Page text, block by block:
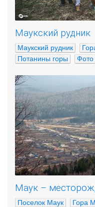
Маукский рудник
Маукский рудник
Потанины горы
Фото
Маук –
Поселок Маук Гора